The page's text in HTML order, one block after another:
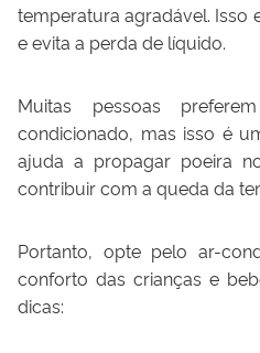
temperatura agradável. Isso
e evita a perda de líquido.
Muitas pessoas
condicionado, mas isso é
ajuda a propagar poeira
contribuir com a queda da
Portanto, opte pelo ar-
conforto das crianças e
dicas: